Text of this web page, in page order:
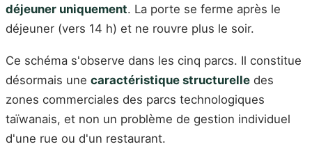
déjeuner uniquement. La porte se ferme après le
déjeuner (vers 14 h) et ne rouvre plus le soir.
Ce schéma s'observe dans les cinq parcs. Il constitue
désormais une caractéristique structurelle des
zones commerciales des parcs technologiques
taïwanais, et non un problème de gestion individuel
d'une rue ou d'un restaurant.